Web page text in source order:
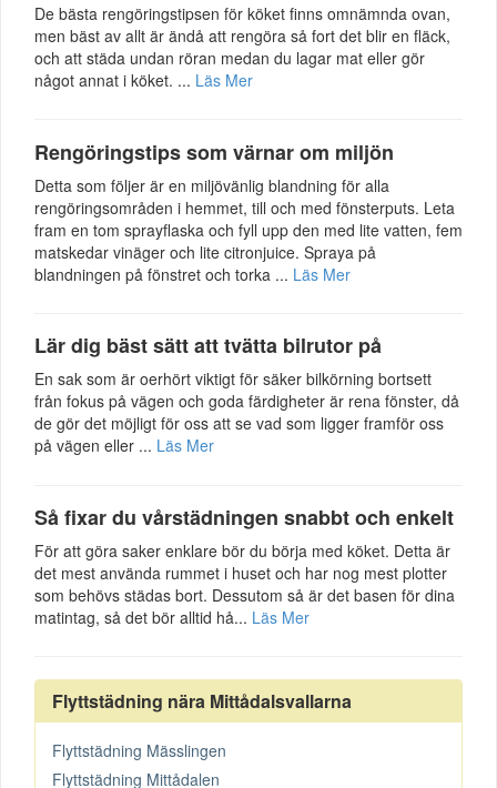
De bästa rengöringstipsen för köket finns omnämnda ovan,
men bäst av allt är ändå att rengöra så fort det blir en fläck,
och att städa undan röran medan du lagar mat eller gör
något annat i köket. ... Läs Mer
Rengöringstips som värnar om miljön
Detta som följer är en miljövänlig blandning för alla
rengöringsområden i hemmet, till och med fönsterputs. Leta
fram en tom sprayflaska och fyll upp den med lite vatten, fem
matskedar vinäger och lite citronjuice. Spraya på
blandningen på fönstret och torka ... Läs Mer
Lär dig bäst sätt att tvätta bilrutor på
En sak som är oerhört viktigt för säker bilkörning bortsett
från fokus på vägen och goda färdigheter är rena fönster, då
de gör det möjligt för oss att se vad som ligger framför oss
på vägen eller ... Läs Mer
Så fixar du vårstädningen snabbt och enkelt
För att göra saker enklare bör du börja med köket. Detta är
det mest använda rummet i huset och har nog mest plotter
som behövs städas bort. Dessutom så är det basen för dina
matintag, så det bör alltid hå... Läs Mer
Flyttstädning nära Mittådalsvallarna
Flyttstädning Mässlingen
Flyttstädning Mittådalen